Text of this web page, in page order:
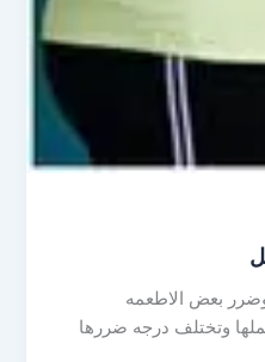
بعض الاطعمه
وتختلف درجه ضررها